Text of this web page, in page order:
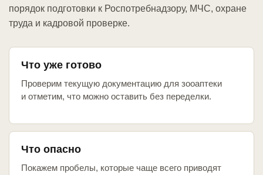
порядок подготовки к Роспотребнадзору, МЧС, охране
труда и кадровой проверке.
Что уже готово
Проверим текущую документацию для зооаптеки
и отметим, что можно оставить без переделки.
Что опасно
Покажем пробелы, которые чаще всего приводят